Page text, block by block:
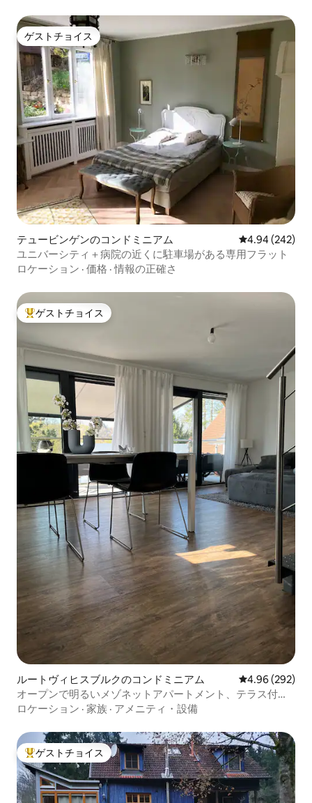
ゲストチョイス
ゲストチョイス
テュービンゲンのコンドミニアム レビュー242
4.94 (242)
ユニバーシティ＋病院の近くに駐車場がある専用フラット
ロケーション · 価格 ·情報の正確さ
大好評のゲストチョイスです。
ゲストチョイス
ルートヴィヒスブルクのコンドミニアム レビュー292
4.96 (292)
オープンで明るいメゾネットアパートメント、テラス付き
（10P）
ロケーション · 家族 · アメニティ・設備
大好評のゲストチョイスです。
ゲストチョイス